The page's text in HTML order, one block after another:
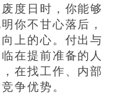
度日时，你能够
你不甘心落后，
上的心。付出与
在提前准备的人
在找工作、内部
争优势。